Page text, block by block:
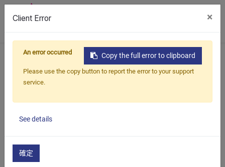
首頁 產品
爆爆珠盒裝
草莓爆爆珠（盒裝）
Client Error ×
Copy the full error to clipboard
An error occurred
Please use the copy button to report the error to your support
service.
See details
確定